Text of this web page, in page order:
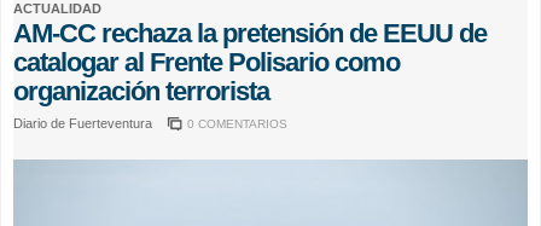
ACTUALIDAD
AM-CC rechaza la pretensión de EEUU de
catalogar al Frente Polisario como
organización terrorista
Diario de Fuerteventura 0 COMENTARIOS